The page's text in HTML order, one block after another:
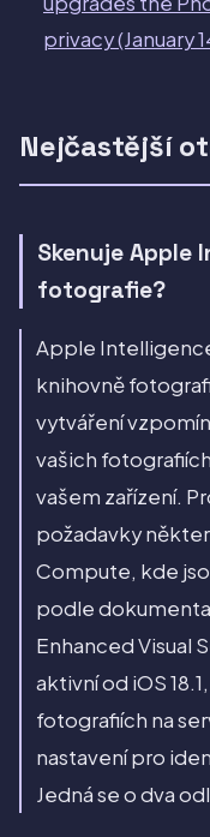
privacy (January
Nejčastější
Skenuje Apple
fotografie?
Apple
knihovně
vytváření
vašich
vašem zařízení.
požadavky
Compute, kde
podle
Enhanced Visual
aktivní od iOS
fotografiích na
nastavení pro
Jedná se o dva